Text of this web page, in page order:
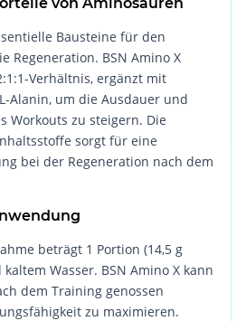
Bausteine für den
Regeneration. BSN Amino X
Verhältnis, ergänzt mit
Alanin, um die Ausdauer und
Workouts zu steigern. Die
sorgt für eine
bei der Regeneration nach dem
beträgt 1 Portion (14,5 g
Wasser. BSN Amino X kann
dem Training genossen
zu maximieren.